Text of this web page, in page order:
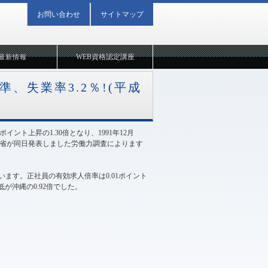
新情報
、失業率3.2％!(平成
ント上昇の1.30倍となり、1991年12月
が同日発表しました労働力調査によります
す。正社員の有効求人倍率は0.01ポイント
沖縄の0.92倍でした。
WEB資格認定講座
お問い合わせ サイトマップ